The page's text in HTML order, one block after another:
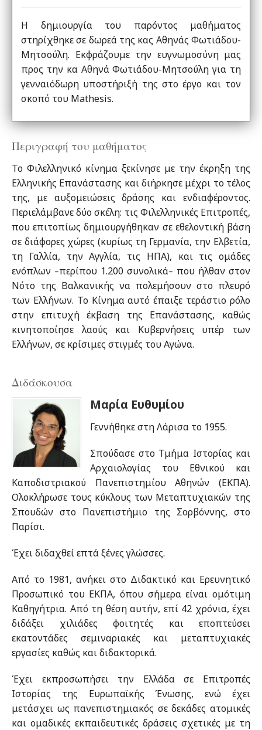
Η δημιουργία του παρόντος μαθήματος
στηρίχθηκε σε δωρεά της κας Αθηνάς Φωτιάδου-
Μητσούλη. Εκφράζουμε την ευγνωμοσύνη μας
προς την κα Αθηνά Φωτιάδου-Μητσούλη για τη
γενναιόδωρη υποστήριξή της στο έργο και τον
σκοπό του Mathesis.
Περιγραφή του μαθήματος
Το Φιλελληνικό κίνημα ξεκίνησε με την έκρηξη της
Ελληνικής Επανάστασης και διήρκησε μέχρι το τέλος
της, με αυξομειώσεις δράσης και ενδιαφέροντος.
Περιελάμβανε δύο σκέλη: τις Φιλελληνικές Επιτροπές,
που επιτοπίως δημιουργήθηκαν σε εθελοντική βάση
σε διάφορες χώρες (κυρίως τη Γερμανία, την Ελβετία,
τη Γαλλία, την Αγγλία, τις ΗΠΑ), και τις ομάδες
ενόπλων –περίπου 1.200 συνολικά– που ήλθαν στον
Νότο της Βαλκανικής να πολεμήσουν στο πλευρό
των Ελλήνων. Το Κίνημα αυτό έπαιξε τεράστιο ρόλο
στην επιτυχή έκβαση της Επανάστασης, καθώς
κινητοποίησε λαούς και Κυβερνήσεις υπέρ των
Ελλήνων, σε κρίσιμες στιγμές του Αγώνα.
Διδάσκουσα
Μαρία Ευθυμίου
Γεννήθηκε στη Λάρισα το 1955.
Σπούδασε στο Τμήμα Ιστορίας και
Αρχαιολογίας του Εθνικού και
Καποδιστριακού Πανεπιστημίου Αθηνών (ΕΚΠΑ).
Ολοκλήρωσε τους κύκλους των Μεταπτυχιακών της
Σπουδών στο Πανεπιστήμιο της Σορβόννης, στο
Παρίσι.
Έχει διδαχθεί επτά ξένες γλώσσες.
Από το 1981, ανήκει στο Διδακτικό και Ερευνητικό
Προσωπικό του ΕΚΠΑ, όπου σήμερα είναι ομότιμη
Καθηγήτρια. Από τη θέση αυτήν, επί 42 χρόνια, έχει
διδάξει χιλιάδες φοιτητές και εποπτεύσει
εκατοντάδες σεμιναριακές και μεταπτυχιακές
εργασίες καθώς και διδακτορικά.
Έχει εκπροσωπήσει την Ελλάδα σε Επιτροπές
Ιστορίας της Ευρωπαϊκής Ένωσης, ενώ έχει
μετάσχει ως πανεπιστημιακός σε δεκάδες ατομικές
και ομαδικές εκπαιδευτικές δράσεις σχετικές με τη